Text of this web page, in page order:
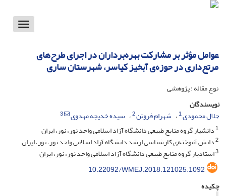
Toggle
عوامل مؤثر بر مشارکت بهره‌برداران در اجرای طرح‌های
مرتع‌داری در حوزه‌ی آبخیز کیاسر، شهرستان ساری
نوع مقاله : پژوهشی
نویسندگان
جلال محمودی1 شهرام فروتن2 سیده خدیجه مهدوی
3
1دانشیار گروه منابع طبیعی دانشگاه آزاد اسلامی واحد نور، نور، ایران
2دانش آموخته‌ی کارشناسی ارشد دانشگاه آزاد اسلامی واحد نور، نور، ایران
3استادیار گروه منابع طبیعی دانشگاه آزاد اسلامی واحد نور، نور، ایران
10.22092/WMEJ.2018.121025.1092
چکیده